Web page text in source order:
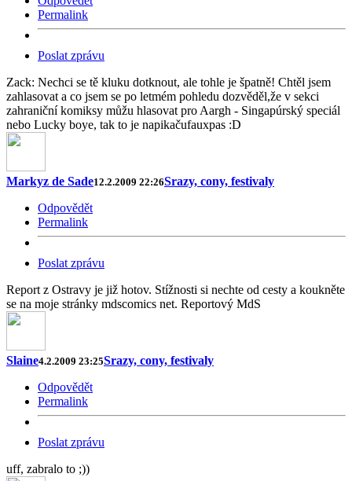
Permalink
Poslat zprávu
Zack: Nechci se tě kluku dotknout, ale tohle je špatně! Chtěl jsem
zahlasovat a co jsem se po letmém pohledu dozvěděl,že v sekci
zahraniční komiksy můžu hlasovat pro Aargh - Singapúrský speciál
nebo Lucky boye, tak to je napikačufauxpas :D
Markyz de Sade12.2.2009 22:26Srazy, cony, festivaly
Odpovědět
Permalink
Poslat zprávu
Report z Ostravy je již hotov. Stížnosti si nechte od cesty a koukněte
se na moje stránky mdscomics net. Reportový MdS
Slaine4.2.2009 23:25Srazy, cony, festivaly
Odpovědět
Permalink
Poslat zprávu
uff, zabralo to ;))